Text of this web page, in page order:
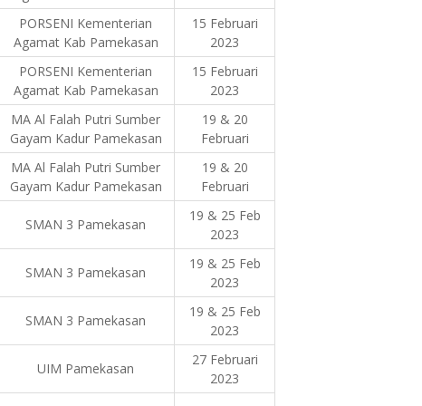
PORSENI Kementerian
Agamat Kab Pamekasan
15 Februari
2023
PORSENI Kementerian
Agamat Kab Pamekasan
15 Februari
2023
MA Al Falah Putri Sumber
Gayam Kadur Pamekasan
19 & 20
Februari
MA Al Falah Putri Sumber
Gayam Kadur Pamekasan
19 & 20
Februari
SMAN 3 Pamekasan
19 & 25 Feb
2023
SMAN 3 Pamekasan
19 & 25 Feb
2023
SMAN 3 Pamekasan
19 & 25 Feb
2023
UIM Pamekasan
27 Februari
2023